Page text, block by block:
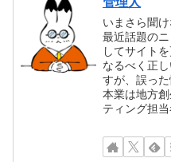
いまさら聞
最近話題の
してサイトを
なるべく正
すが、誤った
本業は地方
ティング担当